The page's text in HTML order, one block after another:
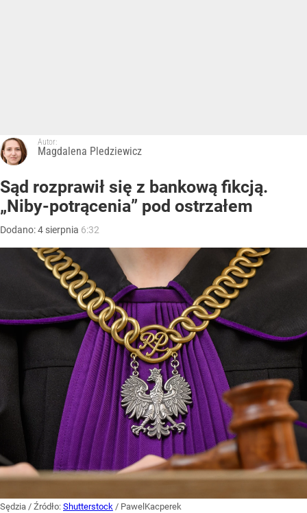
Autor:
Magdalena Pledziewicz
Sąd rozprawił się z bankową fikcją.
„Niby-potrącenia” pod ostrzałem
Dodano:4 sierpnia 6:32
Sędzia / Źródło: Shutterstock / PawelKacperek